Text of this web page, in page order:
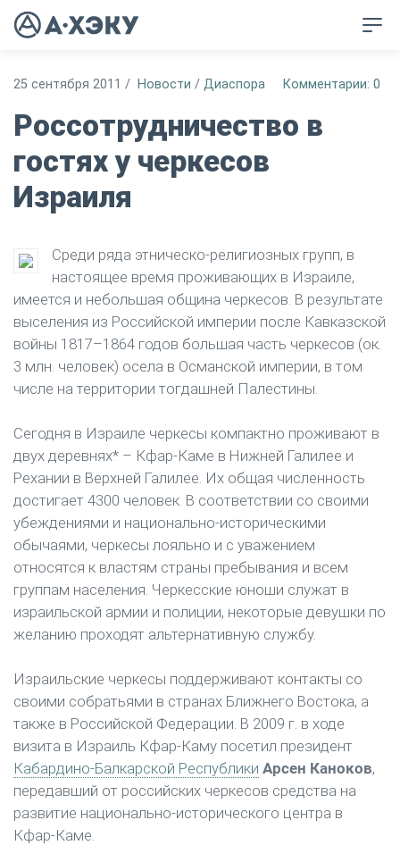
25 сентября 2011 / Новости / Диаспора Комментарии: 0
Россотрудничество в
гостях у черкесов
Израиля
Среди ряда этническо-религиозных групп, в
настоящее время проживающих в Израиле,
имеется и небольшая община черкесов. В результате
выселения из Российской империи после Кавказской
войны 1817–1864 годов большая часть черкесов (ок.
3 млн. человек) осела в Османской империи, в том
числе на территории тогдашней Палестины.
Сегодня в Израиле черкесы компактно проживают в
двух деревнях* – Кфар-Каме в Нижней Галилее и
Рехании в Верхней Галилее. Их общая численность
достигает 4300 человек. В соответствии со своими
убеждениями и национально-историческими
обычаями, черкесы лояльно и с уважением
относятся к властям страны пребывания и всем
группам населения. Черкесские юноши служат в
израильской армии и полиции, некоторые девушки по
желанию проходят альтернативную службу.
Израильские черкесы поддерживают контакты со
своими собратьями в странах Ближнего Востока, а
также в Российской Федерации. В 2009 г. в ходе
визита в Израиль Кфар-Каму посетил президент
Кабардино-Балкарской Республики Арсен Каноков,
передавший от российских черкесов средства на
развитие национально-исторического центра в
Кфар-Каме.